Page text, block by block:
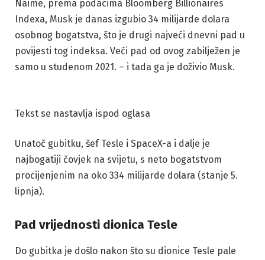
Naime, prema podacima Bloomberg Billionaires
Indexa, Musk je danas izgubio 34 milijarde dolara
osobnog bogatstva, što je drugi najveći dnevni pad u
povijesti tog indeksa. Veći pad od ovog zabilježen je
samo u studenom 2021. – i tada ga je doživio Musk.
Tekst se nastavlja ispod oglasa
Unatoč gubitku, šef Tesle i SpaceX-a i dalje je
najbogatiji čovjek na svijetu, s neto bogatstvom
procijenjenim na oko 334 milijarde dolara (stanje 5.
lipnja).
Pad vrijednosti dionica Tesle
Do gubitka je došlo nakon što su dionice Tesle pale